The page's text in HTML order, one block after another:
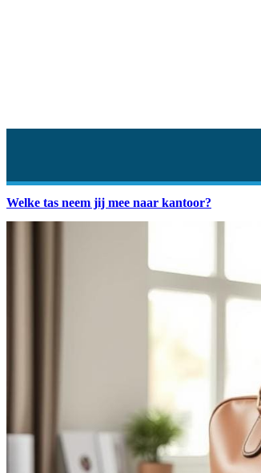
Welke tas neem jij mee naar kantoor?